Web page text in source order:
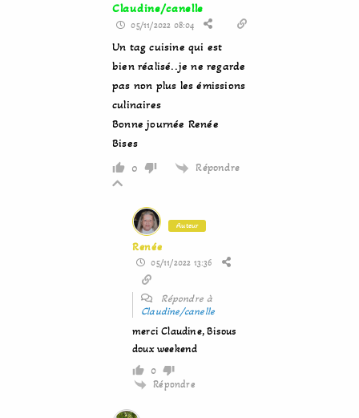
Claudine/canelle
05/11/2022 08:04
Un tag cuisine qui est
bien réalisé..je ne regarde
pas non plus les émissions
culinaires
Bonne journée Renée
Bises
0 Répondre
Auteur
Renée
05/11/2022 13:36
Répondre à
Claudine/canelle
merci Claudine, Bisous
doux weekend
0
Répondre